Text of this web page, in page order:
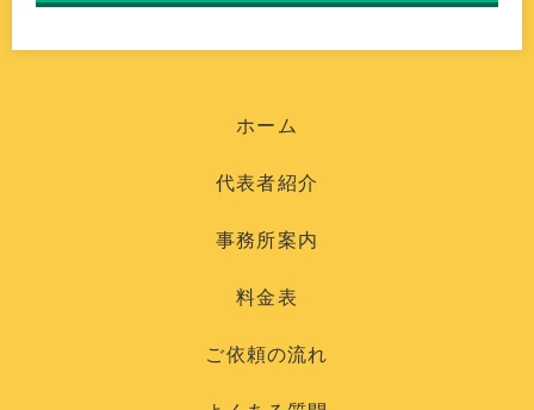
ホーム
代表者紹介
事務所案内
料金表
ご依頼の流れ